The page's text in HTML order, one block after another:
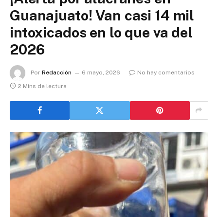
Guanajuato! Van casi 14 mil
intoxicados en lo que va del
2026
Por Redacción 6 mayo, 2026
No hay comentarios
2 Mins de lectura